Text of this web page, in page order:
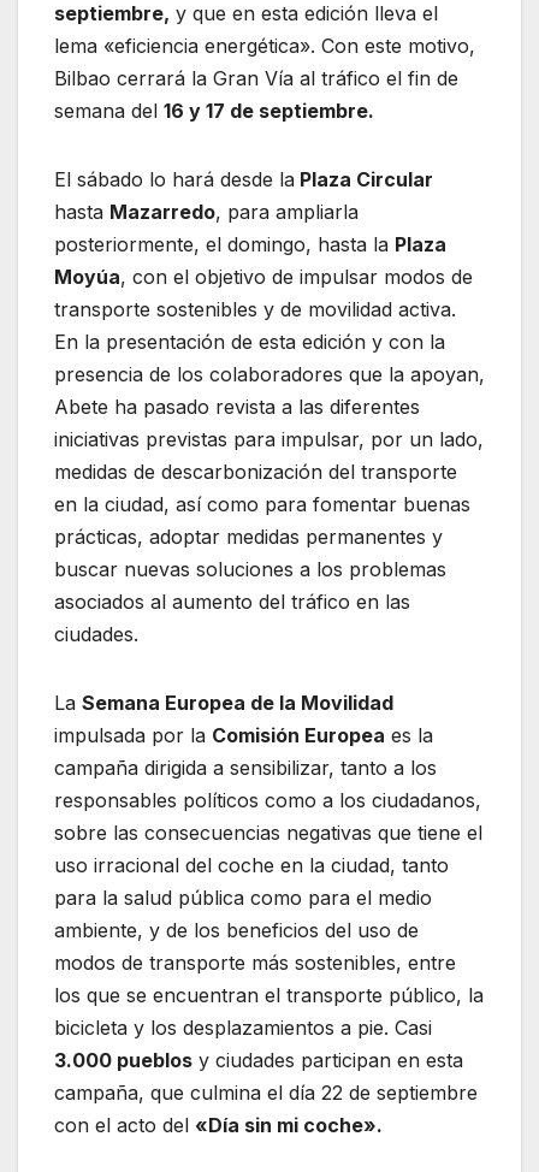
septiembre, y que en esta edición lleva el
lema «eficiencia energética». Con este motivo,
Bilbao cerrará la Gran Vía al tráfico el fin de
semana del 16 y 17 de septiembre.
El sábado lo hará desde la Plaza Circular
hasta Mazarredo, para ampliarla
posteriormente, el domingo, hasta la Plaza
Moyúa, con el objetivo de impulsar modos de
transporte sostenibles y de movilidad activa.
En la presentación de esta edición y con la
presencia de los colaboradores que la apoyan,
Abete ha pasado revista a las diferentes
iniciativas previstas para impulsar, por un lado,
medidas de descarbonización del transporte
en la ciudad, así como para fomentar buenas
prácticas, adoptar medidas permanentes y
buscar nuevas soluciones a los problemas
asociados al aumento del tráfico en las
ciudades.
La Semana Europea de la Movilidad
impulsada por la Comisión Europea es la
campaña dirigida a sensibilizar, tanto a los
responsables políticos como a los ciudadanos,
sobre las consecuencias negativas que tiene el
uso irracional del coche en la ciudad, tanto
para la salud pública como para el medio
ambiente, y de los beneficios del uso de
modos de transporte más sostenibles, entre
los que se encuentran el transporte público, la
bicicleta y los desplazamientos a pie. Casi
3.000 pueblos y ciudades participan en esta
campaña, que culmina el día 22 de septiembre
con el acto del «Día sin mi coche».